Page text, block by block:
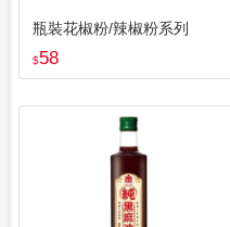
瓶裝花椒粉/辣椒粉系列
$58